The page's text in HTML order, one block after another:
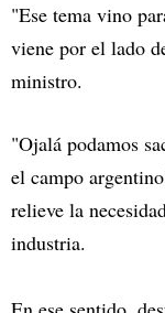
"Ese tema vino
viene por el lado
ministro.
"Ojalá podamos
el campo
relieve la
industria.